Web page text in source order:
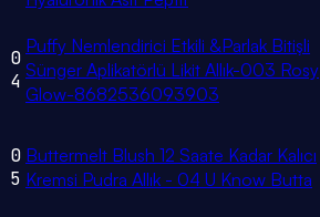
0
4
Puffy Nemlendirici Etkili &Parlak Bitişli
Sünger Aplikatörlü Likit Allık-003 Rosy
Glow-8682536093903
0
5
Buttermelt Blush 12 Saate Kadar Kalıcı
Kremsi Pudra Allık - 04 U Know Butta